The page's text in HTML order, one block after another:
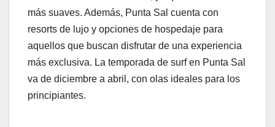
más suaves. Además, Punta Sal cuenta con
resorts de lujo y opciones de hospedaje para
aquellos que buscan disfrutar de una experiencia
más exclusiva. La temporada de surf en Punta Sal
va de diciembre a abril, con olas ideales para los
principiantes.